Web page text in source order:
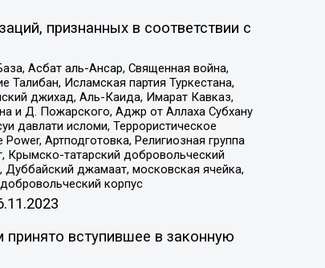
признанных в соответствии с
Асбат аль-Ансар, Священная война,
Исламская партия Туркестана,
джихад, Аль-Каида, Имарат Кавказ,
и Д. Пожарского, Аджр от Аллаха Субхану
давлати исломи, Террористическое
Артподготовка, Религиозная группа
Крымско-татарский добровольческий
джамаат, московская ячейка,
корпус
вступившее в законную